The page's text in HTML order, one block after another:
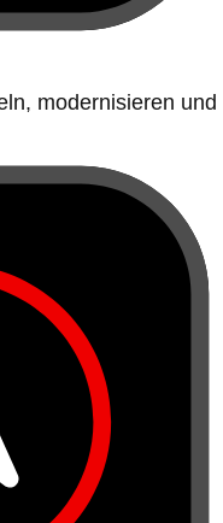
modernisieren und